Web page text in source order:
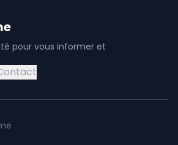
pour vous informer et